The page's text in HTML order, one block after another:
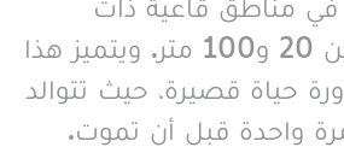
في مناطق قاعية ذات
أعماق تتراوح بين 20 و100 متر. ويتميز هذا
حياة قصيرة، حيث تتوالد
واحدة قبل أن تموت.